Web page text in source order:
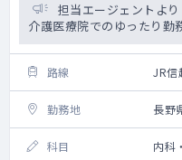
担当エージェントより
介護医療院でのゆったり勤
路線 JR信
勤務地 長野
科目 内科